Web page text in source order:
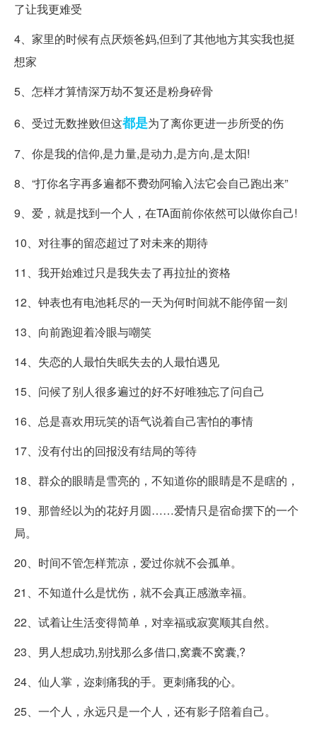
了让我更难受
4、家里的时候有点厌烦爸妈,但到了其他地方其实我也挺
想家
5、怎样才算情深万劫不复还是粉身碎骨
6、受过无数挫败但这都是为了离你更进一步所受的伤
7、你是我的信仰,是力量,是动力,是方向,是太阳!
8、“打你名字再多遍都不费劲阿输入法它会自己跑出来”
9、爱，就是找到一个人，在TA面前你依然可以做你自己!
10、对往事的留恋超过了对未来的期待
11、我开始难过只是我失去了再拉扯的资格
12、钟表也有电池耗尽的一天为何时间就不能停留一刻
13、向前跑迎着冷眼与嘲笑
14、失恋的人最怕失眠失去的人最怕遇见
15、问候了别人很多遍过的好不好唯独忘了问自己
16、总是喜欢用玩笑的语气说着自己害怕的事情
17、没有付出的回报没有结局的等待
18、群众的眼睛是雪亮的，不知道你的眼睛是不是瞎的，
19、那曾经以为的花好月圆……爱情只是宿命摆下的一个
局。
20、时间不管怎样荒凉，爱过你就不会孤单。
21、不知道什么是忧伤，就不会真正感激幸福。
22、试着让生活变得简单，对幸福或寂寞顺其自然。
23、男人想成功,别找那么多借口,窝囊不窝囊,?
24、仙人掌，迩刺痛我的手。更刺痛我的心。
25、一个人，永远只是一个人，还有影子陪着自己。